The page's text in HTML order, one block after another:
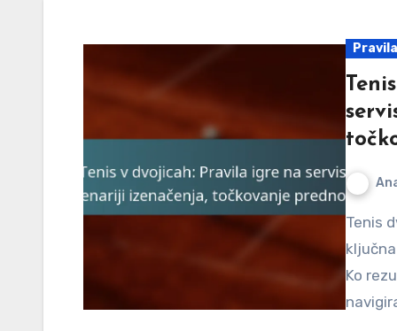
Tenis dvojic vključuje specifična pravila o servisu, ki so
Ko